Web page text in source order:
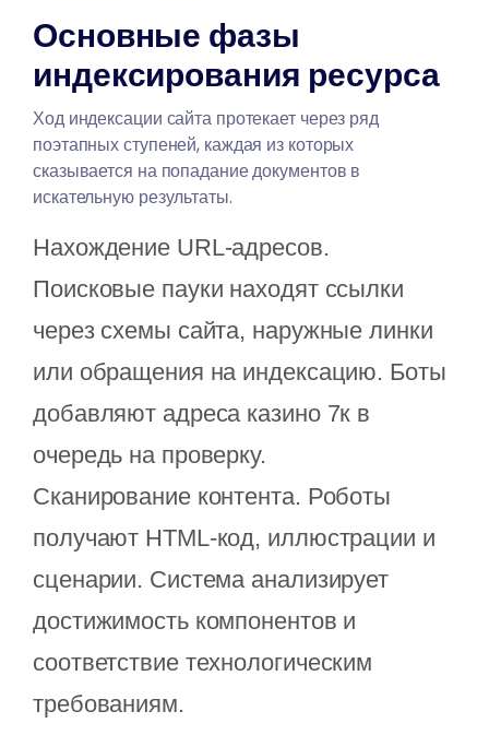
Основные фазы
индексирования ресурса
Ход индексации сайта протекает через ряд
поэтапных ступеней, каждая из которых
сказывается на попадание документов в
искательную результаты.
Нахождение URL-адресов.
Поисковые пауки находят ссылки
через схемы сайта, наружные линки
или обращения на индексацию. Боты
добавляют адреса казино 7к в
очередь на проверку.
Сканирование контента. Роботы
получают HTML-код, иллюстрации и
сценарии. Система анализирует
достижимость компонентов и
соответствие технологическим
требованиям.